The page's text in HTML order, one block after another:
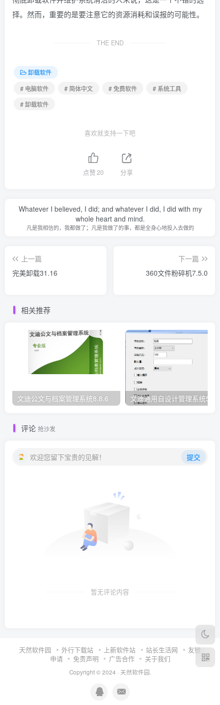
择。然而，重要的是要注意它的资源消耗和误报的可能性。
THE END
卸载软件
# 电脑软件
# 简体中文 # 免费软件
# 系统工具
# 卸载软件
喜欢就支持一下吧
点赞20 分享
Whatever I believed, I did; and whatever I did, I did with my
whole heart and mind.
凡是我相信的，我都做了；凡是我做了的事，都是全身心地投入去做的
上一篇
完美卸载31.16
下一篇
360文件粉碎机7.5.0
相关推荐
文迪公文与档案管理系统8.8.6 文迪通用自设计管理系统
评论 抢沙发
欢迎您留下宝贵的见解！ 提交
暂无评论内容
天然软件园 外行下载站 上新软件站 站长生活网
友链
申请
免责声明 广告合作 关于我们
Copyright © 2024 · 天然软件园